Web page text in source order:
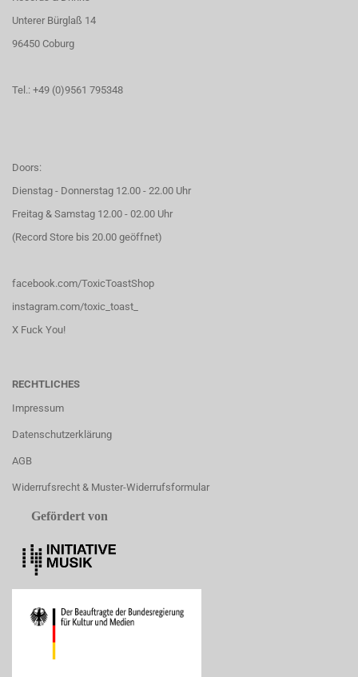
Unterer Bürglaß 14
96450 Coburg
Tel.: +49 (0)9561 795348
Doors:
Dienstag - Donnerstag 12.00 - 22.00 Uhr
Freitag & Samstag 12.00 - 02.00 Uhr
(Record Store bis 20.00 geöffnet)
facebook.com/ToxicToastShop
instagram.com/toxic_toast_
X Fuck You!
RECHTLICHES
Impressum
Datenschutzerklärung
AGB
Widerrufsrecht & Muster-Widerrufsformular
Gefördert von